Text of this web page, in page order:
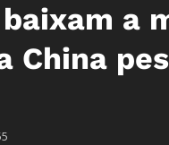
a
China